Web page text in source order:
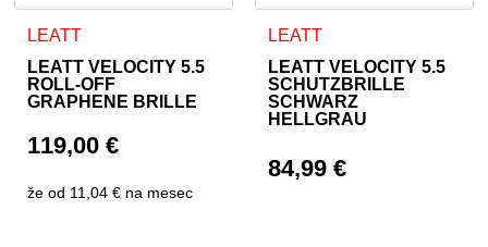
LEATT
LEATT VELOCITY 5.5
ROLL-OFF
GRAPHENE BRILLE
119,00€
že od 11,04 € na mesec
LEATT
LEATT VELOCITY 5.5
SCHUTZBRILLE
SCHWARZ
HELLGRAU
84,99 €